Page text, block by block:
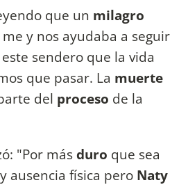
que un milagro
me y nos ayudaba a seguir
sendero que la vida
que pasar. La muerte
del proceso de la
"Por másduro que sea
y ausencia física pero Naty